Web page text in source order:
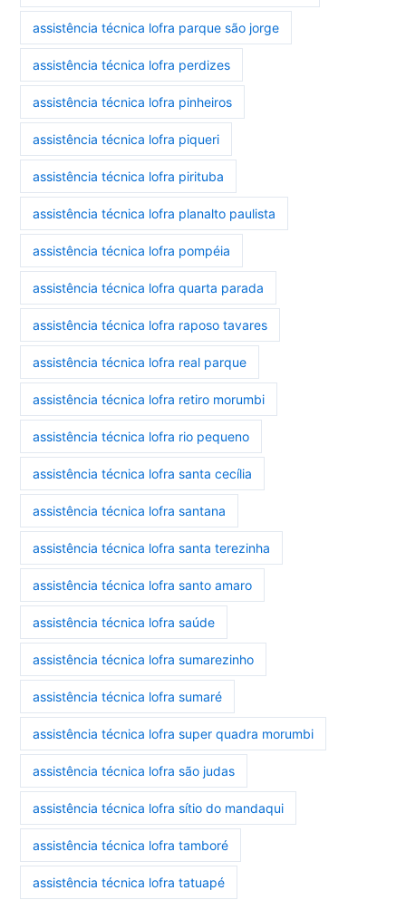
assistência técnica lofra parque são jorge
assistência técnica lofra perdizes
assistência técnica lofra pinheiros
assistência técnica lofra piqueri
assistência técnica lofra pirituba
assistência técnica lofra planalto paulista
assistência técnica lofra pompéia
assistência técnica lofra quarta parada
assistência técnica lofra raposo tavares
assistência técnica lofra real parque
assistência técnica lofra retiro morumbi
assistência técnica lofra rio pequeno
assistência técnica lofra santa cecília
assistência técnica lofra santana
assistência técnica lofra santa terezinha
assistência técnica lofra santo amaro
assistência técnica lofra saúde
assistência técnica lofra sumarezinho
assistência técnica lofra sumaré
assistência técnica lofra super quadra morumbi
assistência técnica lofra são judas
assistência técnica lofra sítio do mandaqui
assistência técnica lofra tamboré
assistência técnica lofra tatuapé